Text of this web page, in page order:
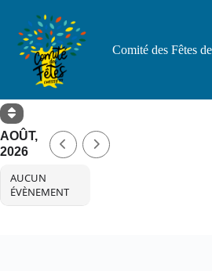
contenu
Comité des Fêtes
AOÛT,
2026
AUCUN
ÉVÈNEMENT